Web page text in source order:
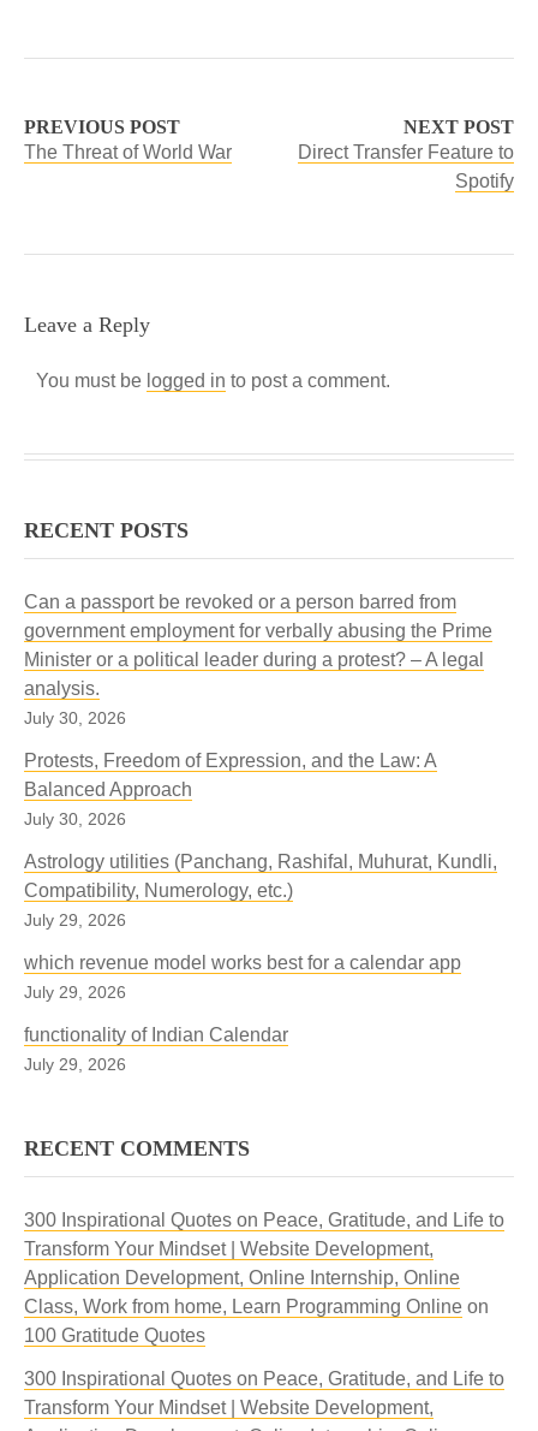
PREVIOUS POST
The Threat of World War
NEXT POST
Direct Transfer Feature to
Spotify
Leave a Reply
You must be logged in to post a comment.
RECENT POSTS
Can a passport be revoked or a person barred from
government employment for verbally abusing the Prime
Minister or a political leader during a protest? – A legal
analysis.
July 30, 2026
Protests, Freedom of Expression, and the Law: A
Balanced Approach
July 30, 2026
Astrology utilities (Panchang, Rashifal, Muhurat, Kundli,
Compatibility, Numerology, etc.)
July 29, 2026
which revenue model works best for a calendar app
July 29, 2026
functionality of Indian Calendar
July 29, 2026
RECENT COMMENTS
300 Inspirational Quotes on Peace, Gratitude, and Life to
Transform Your Mindset | Website Development,
Application Development, Online Internship, Online
Class, Work from home, Learn Programming Online on
100 Gratitude Quotes
300 Inspirational Quotes on Peace, Gratitude, and Life to
Transform Your Mindset | Website Development,